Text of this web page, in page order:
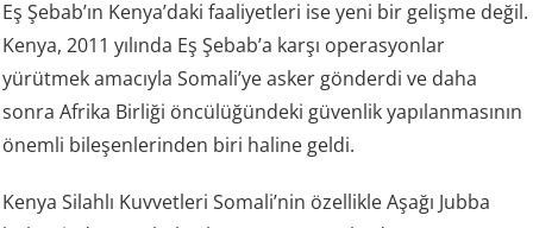
Eş Şebab’ın Kenya’daki faaliyetleri ise yeni bir gelişme değil.
Kenya, 2011 yılında Eş Şebab’a karşı operasyonlar
yürütmek amacıyla Somali’ye asker gönderdi ve daha
sonra Afrika Birliği öncülüğündeki güvenlik yapılanmasının
önemli bileşenlerinden biri haline geldi.
Kenya Silahlı Kuvvetleri Somali’nin özellikle Aşağı Jubba